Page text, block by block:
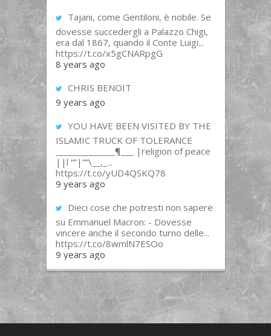
Tajani, come Gentiloni, è nobile. Se
dovesse succedergli a Palazzo Chigi,
era dal 1867, quando il Conte Luigi...
https://t.co/x5gCNARpgG
8 years ago
CHRIS BENOIT
9 years ago
YOU HAVE BEEN VISITED BY THE
ISLAMIC TRUCK OF TOLERANCE
______________¶___ |religion of peace
||l “”|””\__,_...
https://t.co/yUD4QSKQ78
9 years ago
Dieci cose che potresti non sapere
su Emmanuel Macron: - Dovesse
vincere anche il secondo turno delle...
https://t.co/8wmlN7ESOo
9 years ago